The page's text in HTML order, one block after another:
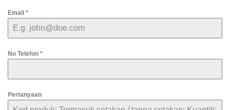
Email *
No Telefon *
Pertanyaan